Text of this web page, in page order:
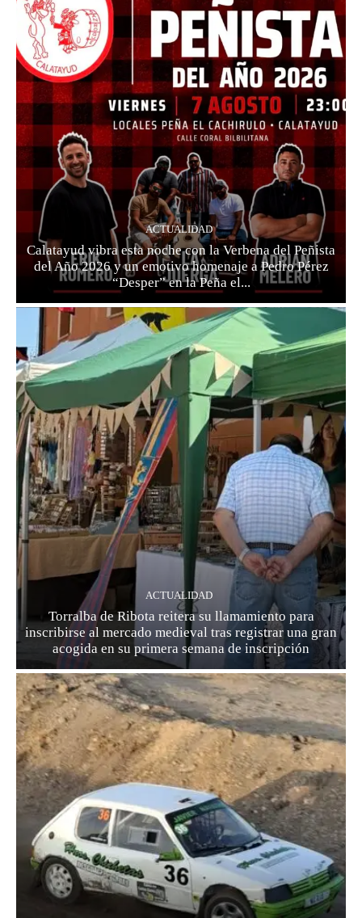
ACTUALIDAD
Calatayud vibra esta noche con la Verbena del Peñista
del Año 2026 y un emotivo homenaje a Pedro Pérez
“Desper” en la Peña el...
ACTUALIDAD
Torralba de Ribota reitera su llamamiento para
inscribirse al mercado medieval tras registrar una gran
acogida en su primera semana de inscripción